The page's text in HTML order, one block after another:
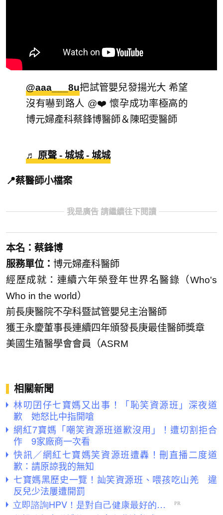
@aaa___8u把試管嬰兒發揚光大 希望
沒有嚇到路人 @❤️ 懷孕成功率極高的
博元婦產科蔡鋒博醫師＆陳昭雯醫師
♬ 原聲 - 城城 - 城城
📍蔡醫師小檔案
我是廣告 請繼續往下閱讀
本名：蔡鋒博
服務單位： 博元婦產科醫師
經歷成就：連續六年榮登年世界名醫錄（Who's
Who in the world）
前長庚醫院不孕科暨試管嬰兒主治醫師
獲王永慶董事長連續四年頒發長庚最佳醫師獎章
美國生殖醫學會會員（ASRM
相關新聞
林叨囝仔七寶媽又出事！「恥笑資源班」深夜道
歉 她怒比中指開嗆
網紅7寶媽「嘲笑資源班道歉沒用」！遭切割拒合
作 9家廠商一次看
快訊／網紅七寶媽笑資源班遭轟！刪直播二度道
歉：請原諒我的無知
七寶媽黑歷史一覽！訕笑資源班、喂孩吃山羌 違
反兒少法屢遭開罰